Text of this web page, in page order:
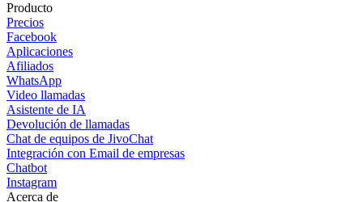
Producto
Precios
Facebook
Aplicaciones
Afiliados
WhatsApp
Video llamadas
Asistente de IA
Devolución de llamadas
Chat de equipos de JivoChat
Integración con Email de empresas
Chatbot
Instagram
Acerca de